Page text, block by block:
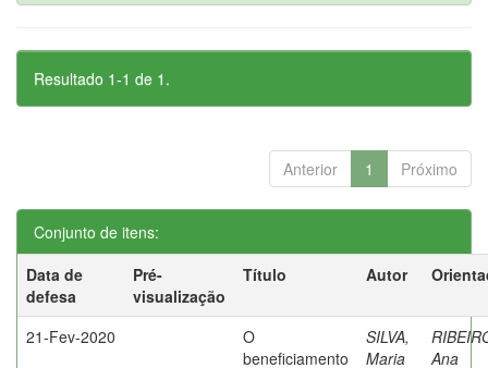
Resultado 1-1 de 1.
Anterior 1 Próximo
Conjunto de itens:
Data de
defesa
Pré-
visualização
Título Autor
21-Fev-2020
O
beneficiamento
SILVA,
Maria
Ana